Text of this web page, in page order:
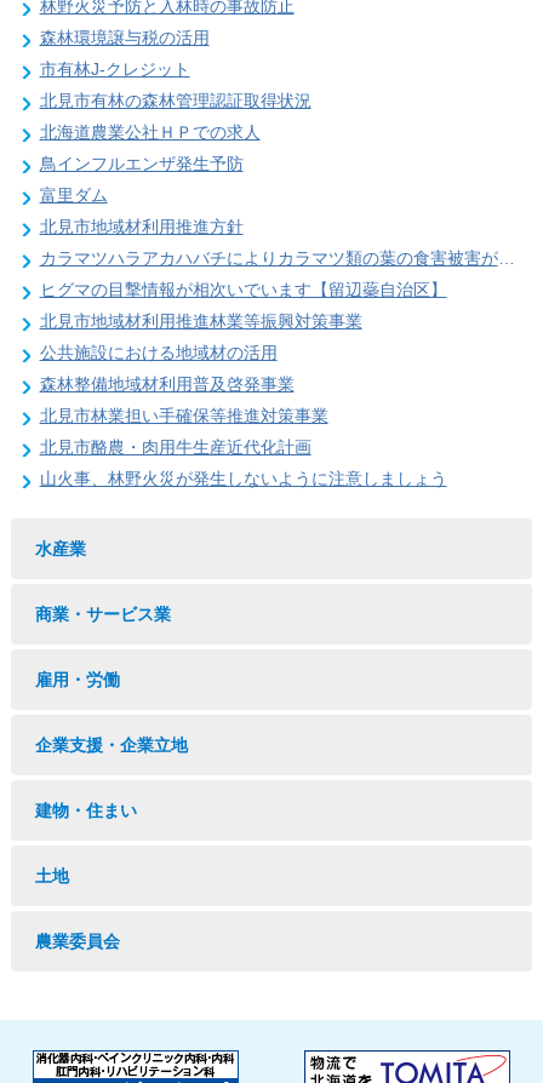
林野火災予防と入林時の事故防止
森林環境譲与税の活用
市有林J-クレジット
北見市有林の森林管理認証取得状況
北海道農業公社ＨＰでの求人
鳥インフルエンザ発生予防
富里ダム
北見市地域材利用推進方針
カラマツハラアカハバチによりカラマツ類の葉の食害被害が発生することがあります
ヒグマの目撃情報が相次いでいます【留辺蘂自治区】
北見市地域材利用推進林業等振興対策事業
公共施設における地域材の活用
森林整備地域材利用普及啓発事業
北見市林業担い手確保等推進対策事業
北見市酪農・肉用牛生産近代化計画
山火事、林野火災が発生しないように注意しましょう
水産業
商業・サービス業
雇用・労働
企業支援・企業立地
建物・住まい
土地
農業委員会